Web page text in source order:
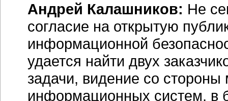
Андрей Калашников: Не
согласие на открытую
информационной
удается найти двух
задачи, видение со
информационных систем, в